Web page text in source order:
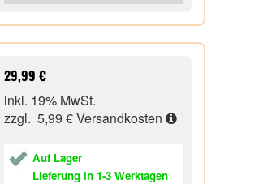
29,99 €
inkl. 19% MwSt.
zzgl. 5,99 €Versandkosten
Auf Lager
Lieferung in 1-3 Werktagen